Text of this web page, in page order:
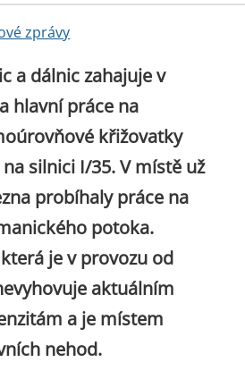
zprávy
a dálnic zahajuje v
hlavní práce na
křižovatky
silnici I/35. V místě už
probíhaly práce na
potoka.
je v provozu od
aktuálním
a je místem
nehod.